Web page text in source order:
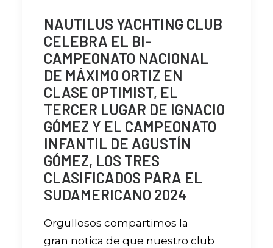
NAUTILUS YACHTING CLUB
CELEBRA EL BI-
CAMPEONATO NACIONAL
DE MÁXIMO ORTIZ EN
CLASE OPTIMIST, EL
TERCER LUGAR DE IGNACIO
GÓMEZ Y EL CAMPEONATO
INFANTIL DE AGUSTÍN
GÓMEZ, LOS TRES
CLASIFICADOS PARA EL
SUDAMERICANO 2024
Orgullosos compartimos la
gran notica de que nuestro club